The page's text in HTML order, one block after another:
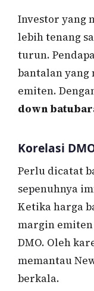
Investor yang
lebih tenang
turun.
bantalan
emiten.
down
Korelasi
Perlu dicatat
sepenuhnya
Ketika harga
margin
DMO. Oleh
memantau
berkala.